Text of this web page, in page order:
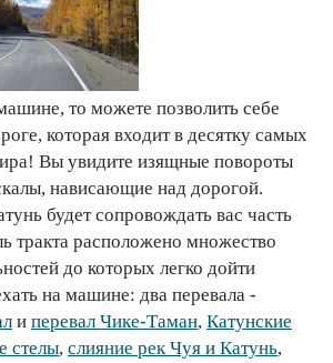
то можете позволить себе
которая входит в десятку самых
Вы увидите изящные повороты
нависающие над дорогой.
будет сопровождать вас часть
тракта расположено множество
до которых легко дойти
на машине: два перевала -
и перевал Чике-Таман, Катунские
стелы, слияние рек Чуя и Катунь,